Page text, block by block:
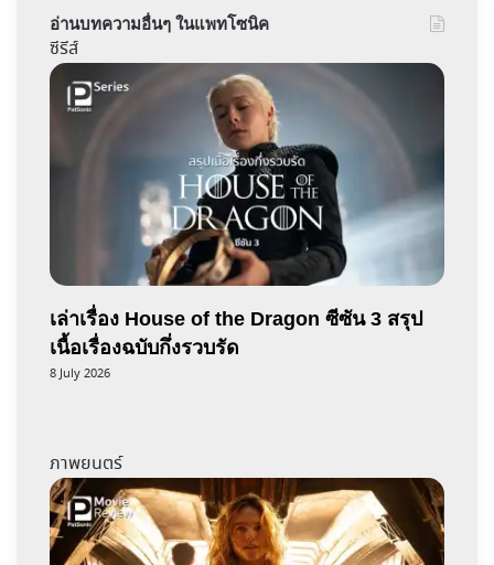
อ่านบทความอื่นๆ ในแพทโซนิค
ซีรีส์
เล่าเรื่อง House of the Dragon ซีซัน 3 สรุป
เนื้อเรื่องฉบับกึ่งรวบรัด
8 July 2026
ภาพยนตร์